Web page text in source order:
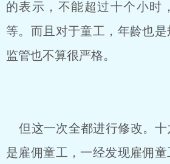
的表示，不能超过十个小时
等。而且对于童工，年龄也是
监管也不算很严格。
但这一次全都进行修改。十
是雇佣童工，一经发现雇佣